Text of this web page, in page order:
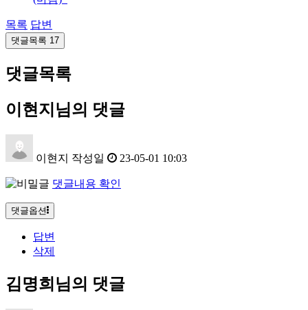
목록 답변
댓글목록 17
댓글목록
이현지님의 댓글
이현지 작성일 23-05-01 10:03
댓글내용 확인
댓글옵션
답변
삭제
김명희님의 댓글